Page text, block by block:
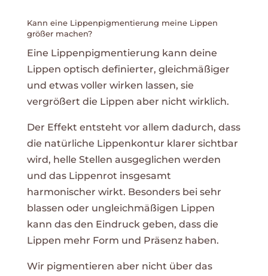
Kann eine Lippenpigmentierung meine Lippen
größer machen?
Eine Lippenpigmentierung kann deine
Lippen optisch definierter, gleichmäßiger
und etwas voller wirken lassen, sie
vergrößert die Lippen aber nicht wirklich.
Der Effekt entsteht vor allem dadurch, dass
die natürliche Lippenkontur klarer sichtbar
wird, helle Stellen ausgeglichen werden
und das Lippenrot insgesamt
harmonischer wirkt. Besonders bei sehr
blassen oder ungleichmäßigen Lippen
kann das den Eindruck geben, dass die
Lippen mehr Form und Präsenz haben.
Wir pigmentieren aber nicht über das